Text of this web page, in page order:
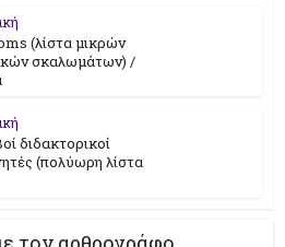
(λίστα μικρών
σκαλωμάτων) /
διδακτορικοί
(πολύωρη λίστα